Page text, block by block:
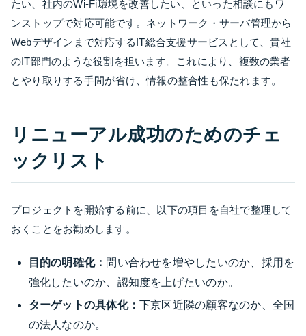
たい、社内のWi-Fi環境を改善したい、といった相談にもワ
ンストップで対応可能です。ネットワーク・サーバ管理から
Webデザインまで対応するIT総合支援サービスとして、貴社
のIT部門のような役割を担います。これにより、複数の業者
とやり取りする手間が省け、情報の整合性も保たれます。
リニューアル成功のためのチェ
ックリスト
プロジェクトを開始する前に、以下の項目を自社で整理して
おくことをお勧めします。
目的の明確化： 問い合わせを増やしたいのか、採用を
強化したいのか、認知度を上げたいのか。
ターゲットの具体化： 下京区近隣の顧客なのか、全国
の法人なのか。